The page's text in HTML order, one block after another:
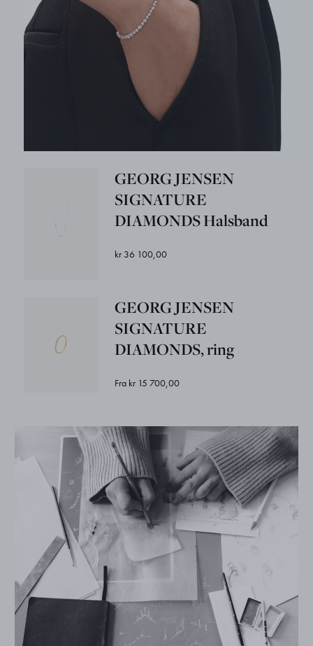
GEORG JENSEN
SIGNATURE
DIAMONDS Halsband
kr 36 100,00
GEORG JENSEN
SIGNATURE
DIAMONDS, ring
Fra kr 15 700,00